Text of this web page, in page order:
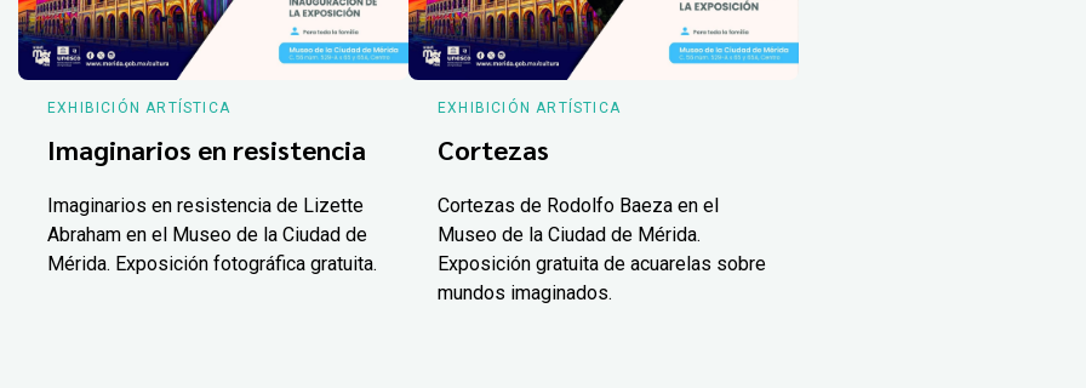
EXHIBICIÓN ARTÍSTICA
Imaginarios en resistencia
Imaginarios en resistencia de Lizette
Abraham en el Museo de la Ciudad de
Mérida. Exposición fotográfica gratuita.
EXHIBICIÓN ARTÍSTICA
Cortezas
Cortezas de Rodolfo Baeza en el
Museo de la Ciudad de Mérida.
Exposición gratuita de acuarelas sobre
mundos imaginados.